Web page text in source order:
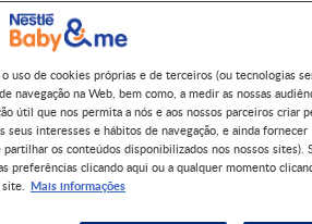
receitas para
uso de cookies próprias e de terceiros (ou tecnologias
navegação na Web, bem como, a medir as nossas
útil que nos permita a nós e aos nossos parceiros criar
seus interesses e hábitos de navegação, e ainda fornecer
os conteúdos disponibilizados nos nossos sites).
preferências clicando aqui ou a qualquer momento
Mais informações